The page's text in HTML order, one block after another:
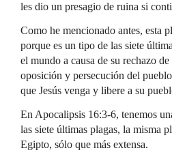
les dio un presagio de ruina si
Como he mencionado antes, esta
porque es un tipo de las siete
el mundo a causa de su rechazo
oposición y persecución del
que Jesús venga y libere a su
En Apocalipsis 16:3-6, tenemos
las siete últimas plagas, la misma
Egipto, sólo que más extensa.